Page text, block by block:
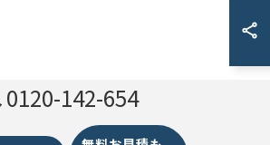
0120-142-654